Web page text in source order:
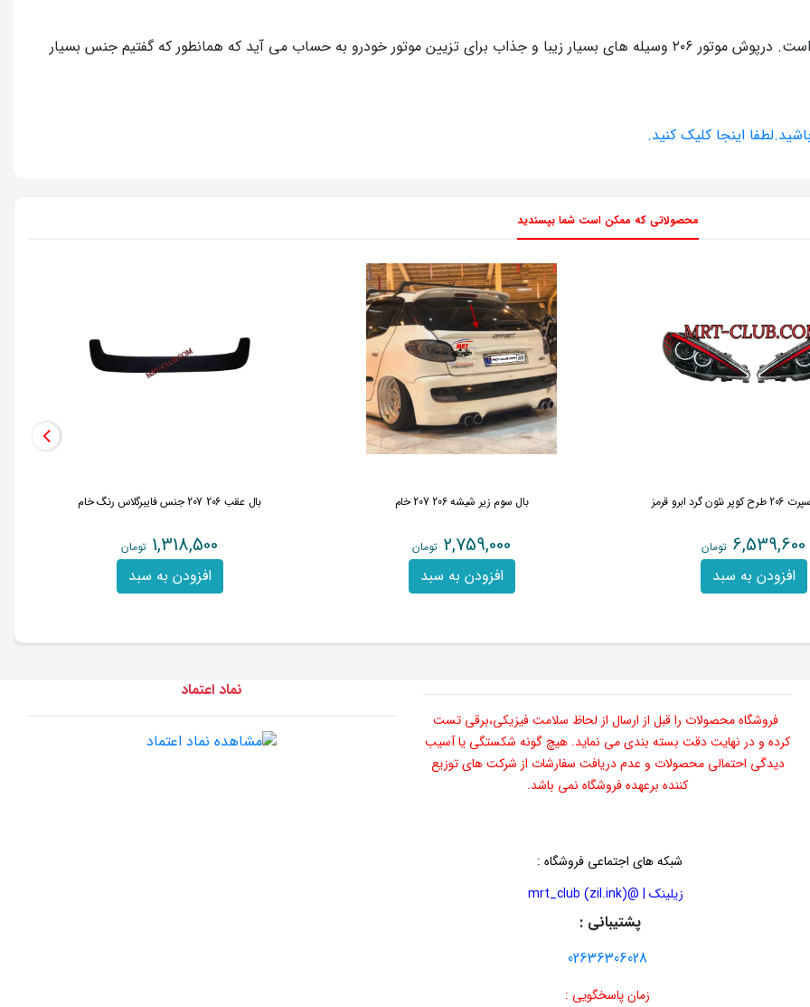
جنس این محصول از پلاستیک با کیفیت ای بی اس ساخته شده است. درپوش موتور ۲۰۶ وسیله های بسیار زیبا و جذاب برای تزیین موتور خودرو به حساب می آید که همانطور که گفتیم جنس بسیار
اينجا کليک کنيد.
محصولاتی که ممکن است شما بپسندید
ابرو قرمز
6,539,600 تومان
افزودن به سبد
بال سوم زیر شیشه 206 207 خام
2,759,000 تومان
افزودن به سبد
بال عقب 206 207 جنس فایبرگلاس رنگ خام
1,318,500 تومان
افزودن به سبد
فروشگاه محصولات را قبل از ارسال از لحاظ سلامت فیزیکی،برقی تست
کرده و در نهایت دقت بسته بندی می نماید. هیچ گونه شکستگی یا آسیب
دیدگی احتمالی محصولات و عدم دریافت سفارشات از شرکت های توزیع
کننده برعهده فروشگاه نمی باشد.
شبکه های اجتماعی فروشگاه :
زیلینک | @mrt_club (zil.ink)
پشتیبانی :
02636306028
زمان پاسخگویی :
نماد اعتماد